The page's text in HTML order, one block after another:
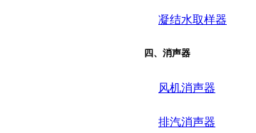
凝结水取样器
四、消声器
风机消声器
排汽消声器